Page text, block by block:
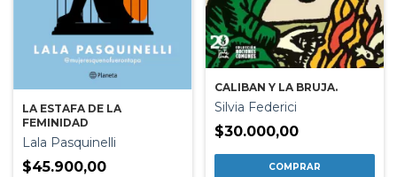
LA ESTAFA DE LA
FEMINIDAD
Lala Pasquinelli
$45.900,00
CALIBAN Y LA BRUJA.
Silvia Federici
$30.000,00